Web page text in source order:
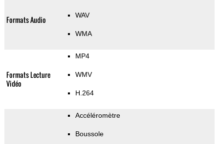
Formats Audio WAV
WMA
Formats Lecture
Vidéo
MP4
WMV
H.264
Accéléromètre
Boussole